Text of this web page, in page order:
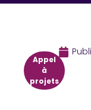
Appel
à
projets